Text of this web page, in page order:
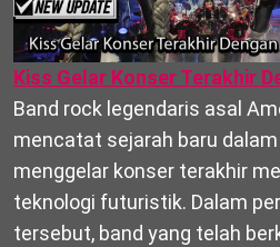
Kiss Gelar Konser Terakhir
Band rock legendaris asal
mencatat sejarah baru
menggelar konser terakhir
teknologi futuristik. Dalam
tersebut, band yang telah